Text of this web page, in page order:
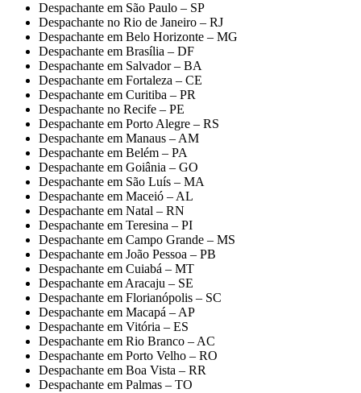
Despachante em São Paulo – SP
Despachante no Rio de Janeiro – RJ
Despachante em Belo Horizonte – MG
Despachante em Brasília – DF
Despachante em Salvador – BA
Despachante em Fortaleza – CE
Despachante em Curitiba – PR
Despachante no Recife – PE
Despachante em Porto Alegre – RS
Despachante em Manaus – AM
Despachante em Belém – PA
Despachante em Goiânia – GO
Despachante em São Luís – MA
Despachante em Maceió – AL
Despachante em Natal – RN
Despachante em Teresina – PI
Despachante em Campo Grande – MS
Despachante em João Pessoa – PB
Despachante em Cuiabá – MT
Despachante em Aracaju – SE
Despachante em Florianópolis – SC
Despachante em Macapá – AP
Despachante em Vitória – ES
Despachante em Rio Branco – AC
Despachante em Porto Velho – RO
Despachante em Boa Vista – RR
Despachante em Palmas – TO